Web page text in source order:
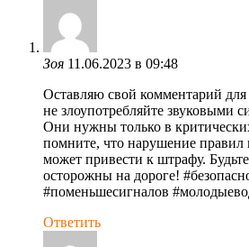
Зоя 11.06.2023 в 09:48
Оставляю свой комментарий
не злоупотребляйте звуковыми
Они нужны только в
помните, что нарушение правил
может привести к штрафу.
осторожны на дороге!
#поменьшесигналов
Ответить